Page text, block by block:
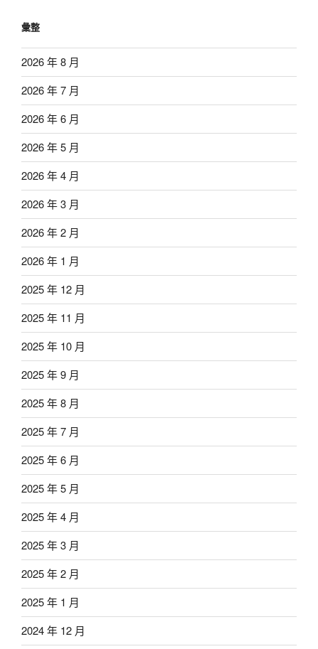
彙整
2026 年 8 月
2026 年 7 月
2026 年 6 月
2026 年 5 月
2026 年 4 月
2026 年 3 月
2026 年 2 月
2026 年 1 月
2025 年 12 月
2025 年 11 月
2025 年 10 月
2025 年 9 月
2025 年 8 月
2025 年 7 月
2025 年 6 月
2025 年 5 月
2025 年 4 月
2025 年 3 月
2025 年 2 月
2025 年 1 月
2024 年 12 月